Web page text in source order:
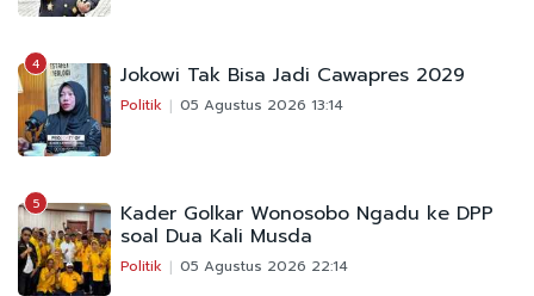
4 Jokowi Tak Bisa Jadi Cawapres 2029
Politik 05 Agustus 2026 13:14
5 Kader Golkar Wonosobo Ngadu ke DPP
soal Dua Kali Musda
Politik 05 Agustus 2026 22:14